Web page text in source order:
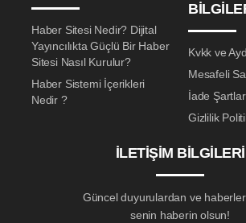
Haber Sitesi Nedir? Dijital
Yayıncılıkta Güçlü Bir Haber
Sitesi Nasıl Kurulur?
Haber Sistemi İçerikleri
Nedir ?
Kvkk ve
Mesafeli
İade
Gizlilik
İLETIŞIM BILGILERI
Güncel duyurulardan ve
senin haberin olsun!